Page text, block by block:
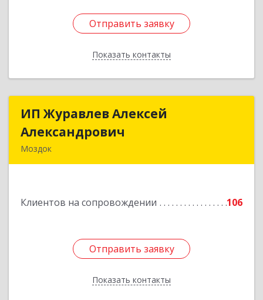
Отправить заявку
Показать контакты
Отправить заявку
Назад
ИП Журавлев Алексей
Александрович
Моздок
Клиентов на сопровождении 106
Отправить заявку
Показать контакты
ИП Журавлев Алексей
Подробнее
Отправить заявку
Назад